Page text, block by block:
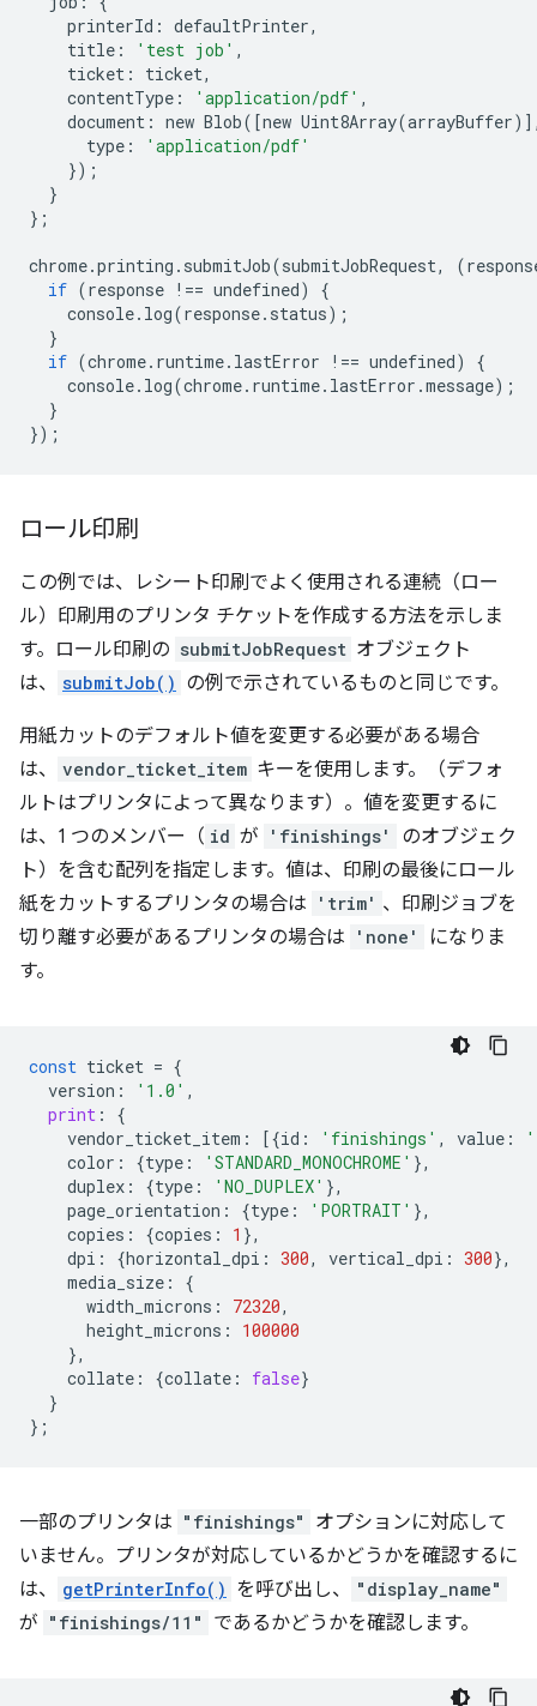
printerId : defaultPrinter,
title : 'test job' ,
ticket : ticket,
contentType : 'application/pdf' ,
document : new Blob([new Uint8Array(arrayBuffer
type :
'application/pdf'
});
}
};
chrome.printing . submitJob(submitJobRequest, (
if (response !== undefined)
{
console. log(response. status);
}
if (chrome. runtime. lastError !== undefined)
{
console. log(chrome. runtime. lastError .message);
}
});
ロール印刷
この例では、レシート印刷でよく使用される連続（ロー
ル）印刷用のプリンタ チケットを作成する方法を示しま
す。ロール印刷の submitJobRequest オブジェクト
は、
submitJob() の例で示されているものと同じです。
用紙カットのデフォルト値を変更する必要がある場合
は、
vendor_ticket_item キーを使用します。（デフォ
ルトはプリンタによって異なります）。値を変更するに
は、1 つのメンバー（ id が 'finishings'
のオブジェク
ト）を含む配列を指定します。値は、印刷の最後にロール
紙をカットするプリンタの場合は
'trim' 、印刷ジョブを
切り離す必要があるプリンタの場合は
'none'
になりま
す。
const ticket = {
version : '1.0' ,
print :
{
vendor_ticket_item : [{id : 'finishings' , value :
color : {type : 'STANDARD_MONOCHROME' },
duplex : {type : 'NO_DUPLEX' },
page_orientation : {type : 'PORTRAIT' },
copies : {copies : 1 },
dpi : {horizontal_dpi : 300, vertical_dpi : 300},
media_size :
{
width_microns : 72320,
height_microns :
100000
},
collate : {collate : false}
}
};
一部のプリンタは "finishings"
オプションに対応して
いません。プリンタが対応しているかどうかを確認するに
は、
getPrinterInfo() を呼び出し、 "display_name"
が "finishings/11" であるかどうかを確認します。